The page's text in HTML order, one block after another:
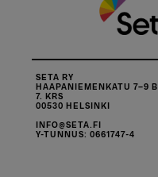
SETA RY
HAAPANIEMENKATU 7–9 B
7. KRS
00530 HELSINKI
INFO@SETA.FI
Y-TUNNUS: 0661747-4